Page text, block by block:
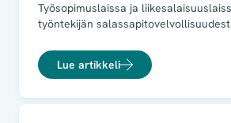
Työsopimuslaissa ja
työntekijän
paljastaa ulkopuolisille työnantajan
ilman työnantajan lupaa. Lakien kielto
työntekijä on hankkinut salaisia tietoja
Lue artikkeli